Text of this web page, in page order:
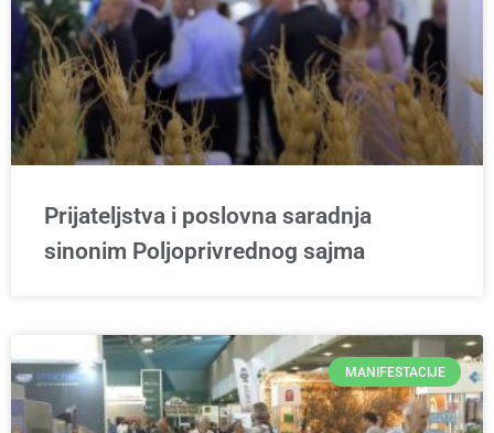
Prijateljstva i poslovna saradnja
sinonim Poljoprivrednog sajma
MANIFESTACIJE